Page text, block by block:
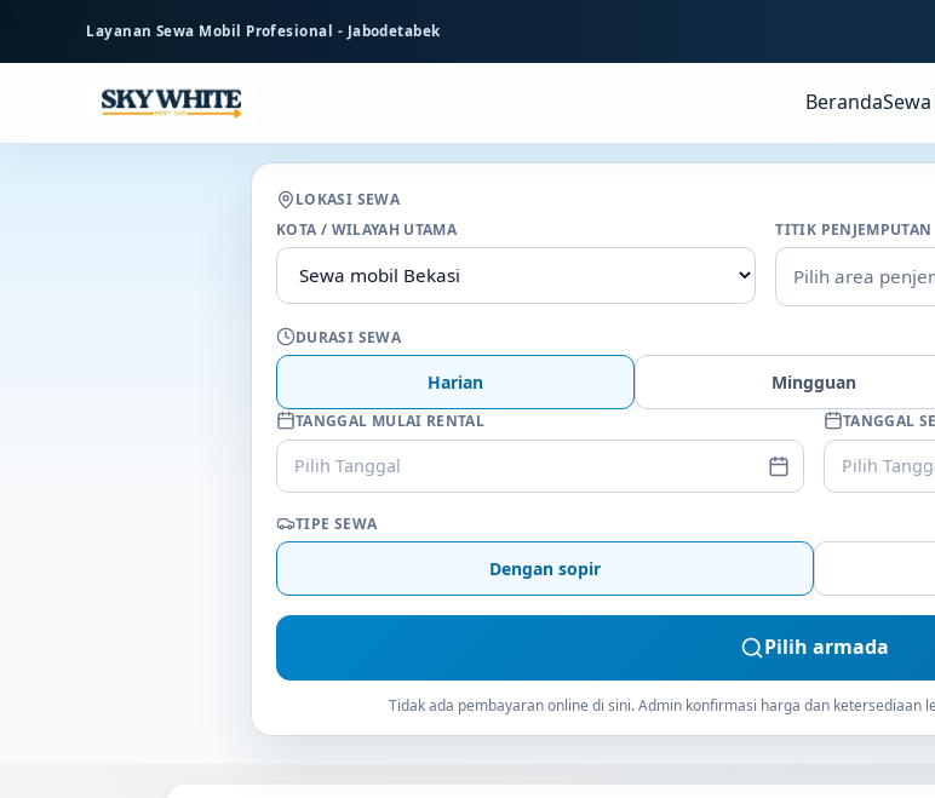
Layanan Sewa Mobil Profesional - Jabodetabek
Beranda
LOKASI SEWA
KOTA / WILAYAH UTAMA
TITIK PENJEMPUTAN
Pilih area
DURASI SEWA
Harian Mingguan
TANGGAL MULAI RENTAL
Pilih Tanggal
TANGGAL
Pilih
TIPE SEWA
Dengan sopir
Pilih armada
Tidak ada pembayaran online di sini. Admin konfirmasi harga dan ketersediaan